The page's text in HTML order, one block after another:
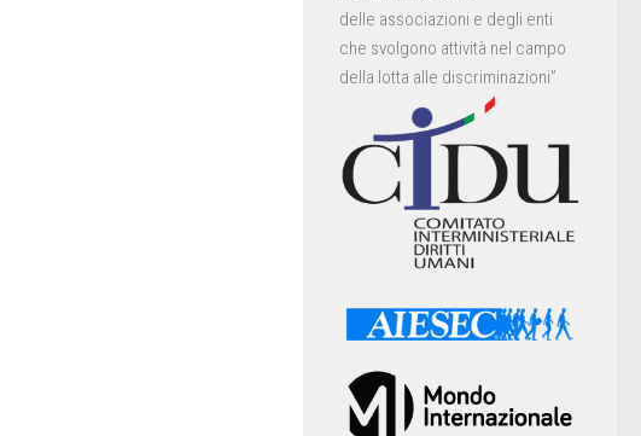
delle associazioni e degli enti
che svolgono attività nel campo
della lotta alle discriminazioni”